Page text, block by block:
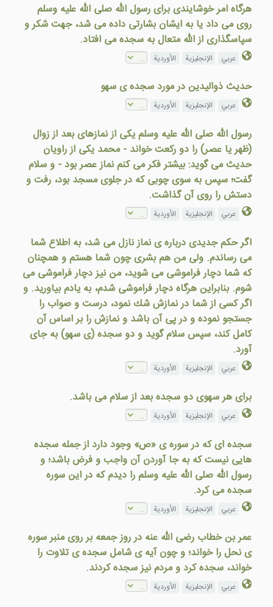
هرگاه امر خوشایندی برای رسول الله صلی الله علیه وسلم
روی می داد یا به ایشان بشارتی داده می شد، جهت شکر و
سپاسگذاری از الله متعال به سجده می افتاد.
عربي الإنجليزية الأوردية
حدیث ذوالیدین در مورد سجده ی سهو
عربي الإنجليزية الأوردية
رسول الله صلى الله عليه وسلم يكی از نمازهای بعد از زوال
(ظهر يا عصر) را دو ركعت خواند - محمد یکی از راویان
حدیث می گوید: بیشتر فکر می کنم نماز عصر بود - و سلام
گفت؛ سپس به سوی چوبی كه در جلوی مسجد بود، رفت و
دستش را روی آن گذاشت.
عربي الإنجليزية الأوردية
اگر حكم جديدی درباره ی نماز نازل می شد، به اطلاع شما
می رساندم. ولی من هم بشری چون شما هستم و همچنان
كه شما دچار فراموشی می شويد، من نيز دچار فراموشی می
شوم. بنابراين هرگاه دچار فراموشی شدم، به يادم بیاورید. و
اگر كسی از شما در نمازش شك نمود، درست و صواب را
جستجو نموده و در پی آن باشد و نمازش را بر اساس آن
كامل کند، سپس سلام گويد و دو سجده (ی سهو) به جای
آورد.
عربي الإنجليزية الأوردية
برای هر سهوی دو سجده بعد از سلام می باشد.
عربي الإنجليزية الأوردية
سجده ای که در سوره ی «ص» وجود دارد از جمله سجده
هایی نیست که به جا آوردن آن واجب و فرض باشد؛ و
رسول الله صلی الله علیه وسلم را دیدم که در این سوره
سجده می کرد.
عربي الإنجليزية الأوردية
عمر بن خطاب رضی الله عنه در روز جمعه بر روی منبر سوره
ی نحل را خواند؛ و چون آیه ی شامل سجده ی تلاوت را
خواند، سجده کرد و مردم نیز سجده کردند.
عربي الإنجليزية الأوردية